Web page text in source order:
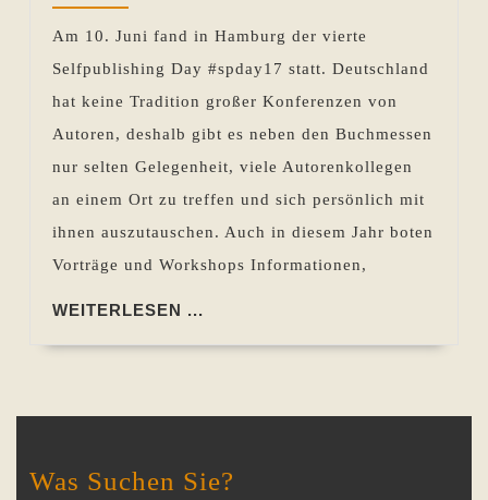
in
Hamburg
Am 10. Juni fand in Hamburg der vierte
Selfpublishing Day #spday17 statt. Deutschland
hat keine Tradition großer Konferenzen von
Autoren, deshalb gibt es neben den Buchmessen
nur selten Gelegenheit, viele Autorenkollegen
an einem Ort zu treffen und sich persönlich mit
ihnen auszutauschen. Auch in diesem Jahr boten
Vorträge und Workshops Informationen,
WEITERLESEN ...
Was Suchen Sie?